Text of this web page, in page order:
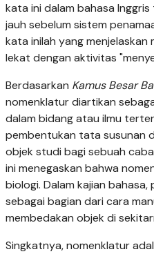
kata ini dalam bahasa
jauh sebelum sistem
kata inilah yang
lekat dengan aktivitas
Berdasarkan Kamus Besar
nomenklatur diartikan
dalam bidang atau ilmu
pembentukan tata susunan
objek studi bagi sebuah
ini menegaskan bahwa
biologi. Dalam kajian
sebagai bagian dari cara
membedakan objek di
Singkatnya, nomenklatur